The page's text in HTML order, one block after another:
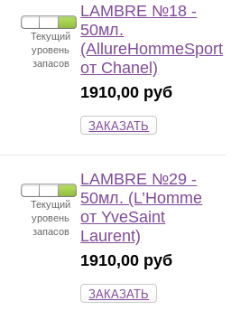
Текущий
уровень
запасов
LAMBRE №18 -
50мл.
(AllureHommeSport
от Chanel)
1910,00 руб
ЗАКАЗАТЬ
Текущий
уровень
запасов
LAMBRE №29 -
50мл. (L’Homme
от YveSaint
Laurent)
1910,00 руб
ЗАКАЗАТЬ